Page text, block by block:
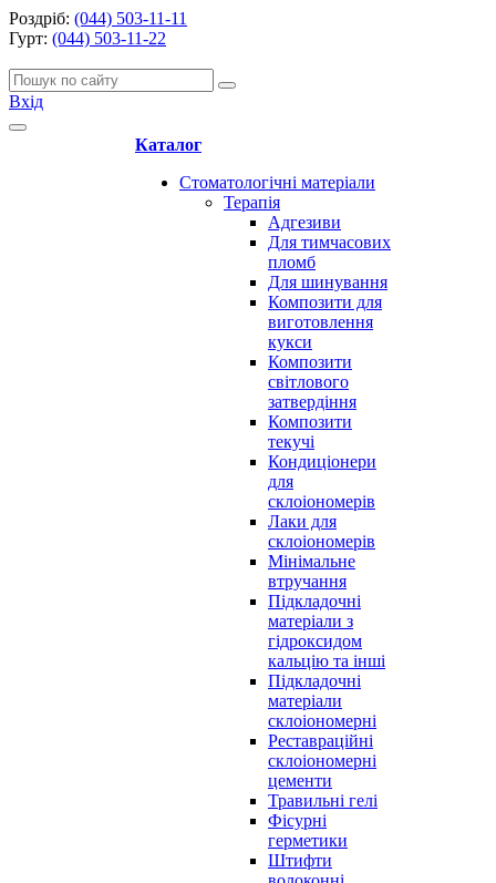
Роздріб: (044) 503-11-11
Гурт: (044) 503-11-22
Вхід
Каталог
Стоматологічні матеріали
Терапія
Адгезиви
Для тимчасових
пломб
Для шинування
Композити для
виготовлення
кукси
Композити
світлового
затвердіння
Композити
текучі
Кондиціонери
для
склоіономерів
Лаки для
склоіономерів
Мінімальне
втручання
Підкладочні
матеріали з
гідроксидом
кальцію та інші
Підкладочні
матеріали
склоіономерні
Реставраційні
склоіономерні
цементи
Травильні гелі
Фісурні
герметики
Штифти